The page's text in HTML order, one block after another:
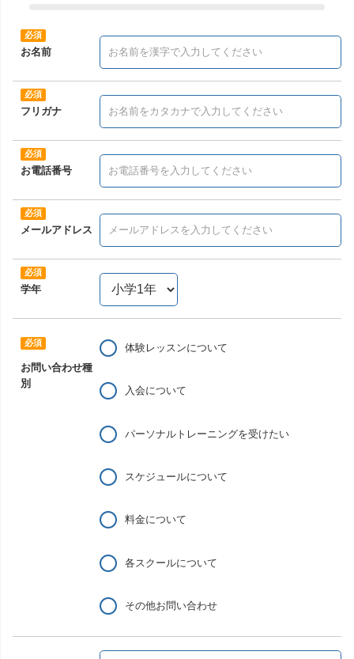
お名前
フリガナ
お電話番号
メールアドレス
学年
お問い合わせ種
別
体験レッスンについて
入会について
パーソナルトレーニングを受けたい
スケジュールについて
料金について
各スクールについて
その他お問い合わせ